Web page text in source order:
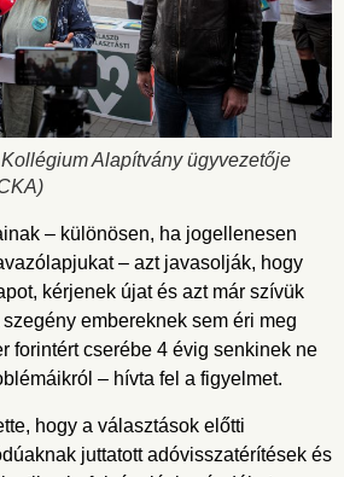
Alapítvány ügyvezetője
– különösen, ha jogellenesen
– azt javasolják, hogy
kérjenek újat és azt már szívük
embereknek sem éri meg
forintért cserébe 4 évig senkinek ne
– hívta fel a figyelmet.
hogy a választások előtti
juttatott adóvisszatérítések és